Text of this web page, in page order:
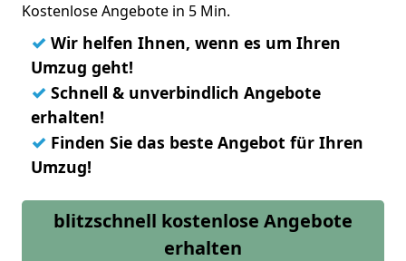
Kostenlose Angebote in 5 Min.
✓ Wir helfen Ihnen, wenn es um Ihren
Umzug geht!
✓ Schnell & unverbindlich Angebote
erhalten!
✓ Finden Sie das beste Angebot für Ihren
Umzug!
blitzschnell kostenlose Angebote
erhalten